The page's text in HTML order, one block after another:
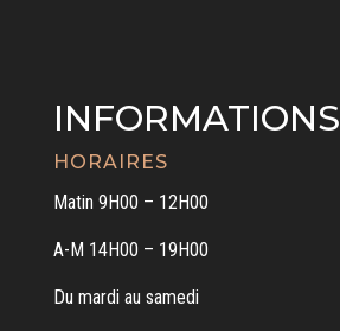
INFORMATIONS
HORAIRES
Matin 9H00 – 12H00
A-M 14H00 – 19H00
Du mardi au samedi